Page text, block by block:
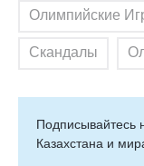
Олимпийские
Скандалы
Подписывайтесь
Казахстана и